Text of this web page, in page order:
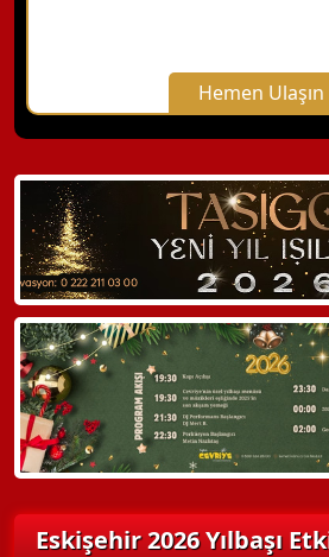
Hemen Ulaşın
X Kapat
WhatsApp ile Bilgi Alın
Hemen Arayın
Detaylı Bilgi Alın
Eskişehir 2026 Yılbaşı